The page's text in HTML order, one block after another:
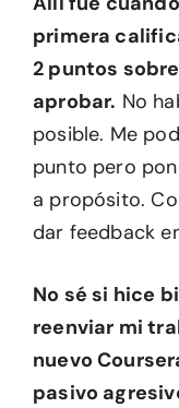
primera
2 puntos
aprobar. No
posible. Me
punto pero
a propósito.
dar feedback
No sé si hice
reenviar mi
nuevo
pasivo